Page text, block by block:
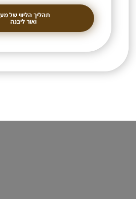
תהליך הליווי של
ואור ליבנה